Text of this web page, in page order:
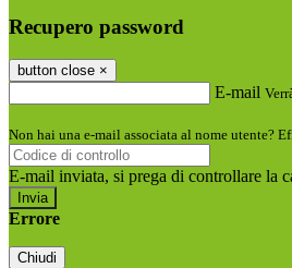
Recupero password
button close ×
E-mail
Non hai una e-mail associata al nome utente?
E-mail inviata, si prega di controllare la
Errore
Chiudi